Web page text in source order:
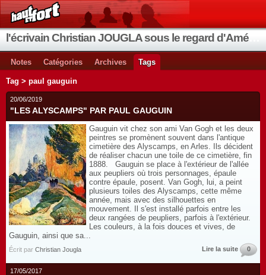
Notes Catégories Archives Tags
Tag > paul gauguin
20/06/2019
"LES ALYSCAMPS" PAR PAUL GAUGUIN
Gauguin vit chez son ami Van Gogh et les deux
peintres se promènent souvent dans l'antique
cimetière des Alyscamps, en Arles. Ils décident
de réaliser chacun une toile de ce cimetière, fin
1888. Gauguin se place à l'extérieur de l'allée
aux peupliers où trois personnages, épaule
contre épaule, posent. Van Gogh, lui, a peint
plusieurs toiles des Alyscamps, cette même
année, mais avec des silhouettes en
mouvement. Il s'est installé parfois entre les
deux rangées de peupliers, parfois à l'extérieur.
Les couleurs, à la fois douces et vives, de
Gauguin, ainsi que sa...
Écrit par Christian Jougla Lire la suite 0
17/05/2017